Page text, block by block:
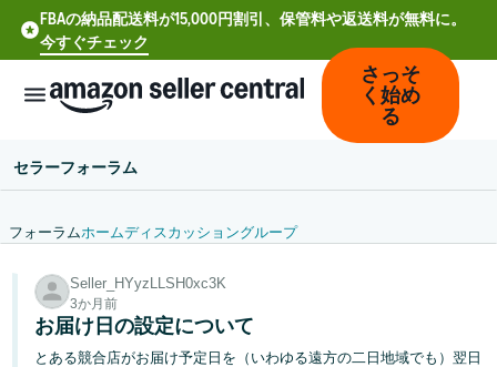
FBAの納品配送料が15,000円割引、保管料や返送料が無料に。
今すぐチェック
文
-
CN
さっそ
く始め
る
セラーフォーラム
フォーラムホームディスカッショングループ
Seller_HYyzLLSH0xc3K
3か月前
お届け日の設定について
とある競合店がお届け予定日を（いわゆる遠方の二日地域でも）翌日